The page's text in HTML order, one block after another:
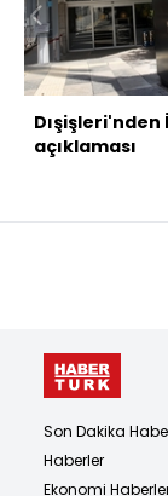
Dışişleri'nden
açıklaması
Son Dakika
Haberler
Ekonomi